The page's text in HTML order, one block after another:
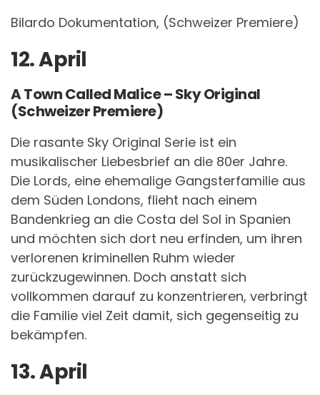
Bilardo Dokumentation, (Schweizer Premiere)
12. April
A Town Called Malice – Sky Original
(Schweizer Premiere)
Die rasante Sky Original Serie ist ein
musikalischer Liebesbrief an die 80er Jahre.
Die Lords, eine ehemalige Gangsterfamilie aus
dem Süden Londons, flieht nach einem
Bandenkrieg an die Costa del Sol in Spanien
und möchten sich dort neu erfinden, um ihren
verlorenen kriminellen Ruhm wieder
zurückzugewinnen. Doch anstatt sich
vollkommen darauf zu konzentrieren, verbringt
die Familie viel Zeit damit, sich gegenseitig zu
bekämpfen.
13. April